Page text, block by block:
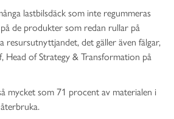
lastbilsdäck som inte regummeras
de produkter som redan rullar på
resursutnyttjandet, det gäller även fälgar,
Head of Strategy & Transformation på
mycket som 71 procent av materialen i